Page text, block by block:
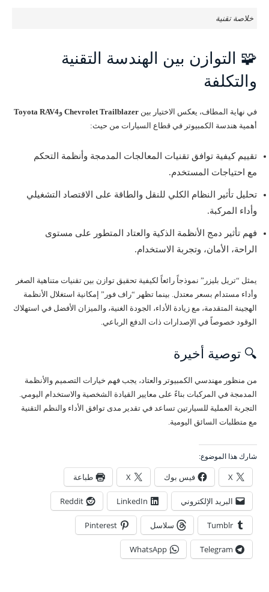
خلاصة تقنية
🧩 التوازن بين الهندسة التقنية
والتكلفة
في نهاية المطاف، يعكس الاختيار بين Chevrolet Trailblazer وToyota RAV4
أهمية هندسة الكمبيوتر في قطاع السيارات من حيث:
تقييم كيفية توافق تقنيات المعالجات المدمجة وأنظمة التحكم
مع احتياجات المستخدم.
تحليل تأثير النظام الكلي للنقل والطاقة على الاقتصاد التشغيلي
وأداء المركبة.
فهم تأثير دمج الأنظمة الذكية والعتاد المتطور على مستوى
الراحة، الأمان، وتجربة الاستخدام.
يمثل “تريل بليزر” نموذجاً رائعاً لكيفية تحقيق توازن بين تقنيات متناهية الصغر
وأداء مستدام بسعر معتدل. بينما تظهر “راف فور” إمكانية استغلال الأنظمة
الهجينة المتقدمة، مع زيادة الأداء، الجودة الغنية، والميزان الأفضل في استهلاك
الوقود خصوصاً في الإصدارات ذات الدفع الرباعي.
🔍 توصية أخيرة
من منظور مهندسي الكمبيوتر والعتاد، يجب فهم خيارات التصميم والأنظمة
المدمجة في المركبات بناءً على معايير القيادة الشخصية والاستخدام اليومي.
التجربة العملية للسيارتين تساعد في تقدير مدى توافق الأداء والنظم التقنية
مع متطلبات السائق اليومية.
شارك هذا الموضوع:
X فيس بوك X طباعة
البريد الإلكتروني LinkedIn
Reddit
Tumblr سلاسل Pinterest
Telegram
WhatsApp